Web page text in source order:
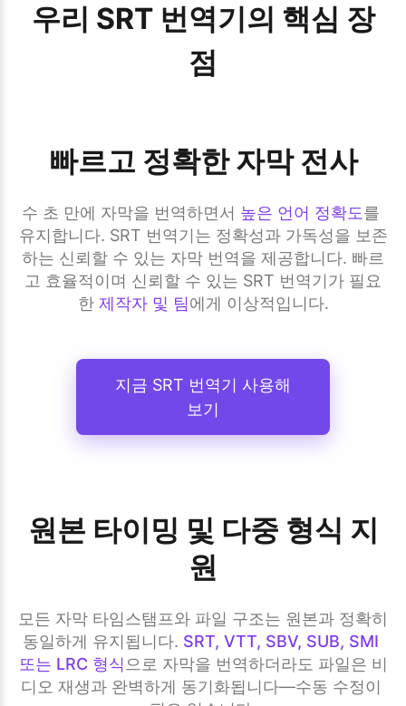
우리 SRT 번역기의 핵심 장
점
빠르고 정확한 자막 전사
수 초 만에 자막을 번역하면서 높은 언어 정확도를
유지합니다. SRT 번역기는 정확성과 가독성을 보존
하는 신뢰할 수 있는 자막 번역을 제공합니다. 빠르
고 효율적이며 신뢰할 수 있는 SRT 번역기가 필요
한 제작자 및 팀에게 이상적입니다.
지금 SRT 번역기 사용해
보기
원본 타이밍 및 다중 형식 지
원
모든 자막 타임스탬프와 파일 구조는 원본과 정확히
동일하게 유지됩니다. SRT, VTT, SBV, SUB, SMI
또는 LRC 형식 으로 자막을 번역하더라도 파일은 비
디오 재생과 완벽하게 동기화됩니다—수동 수정이